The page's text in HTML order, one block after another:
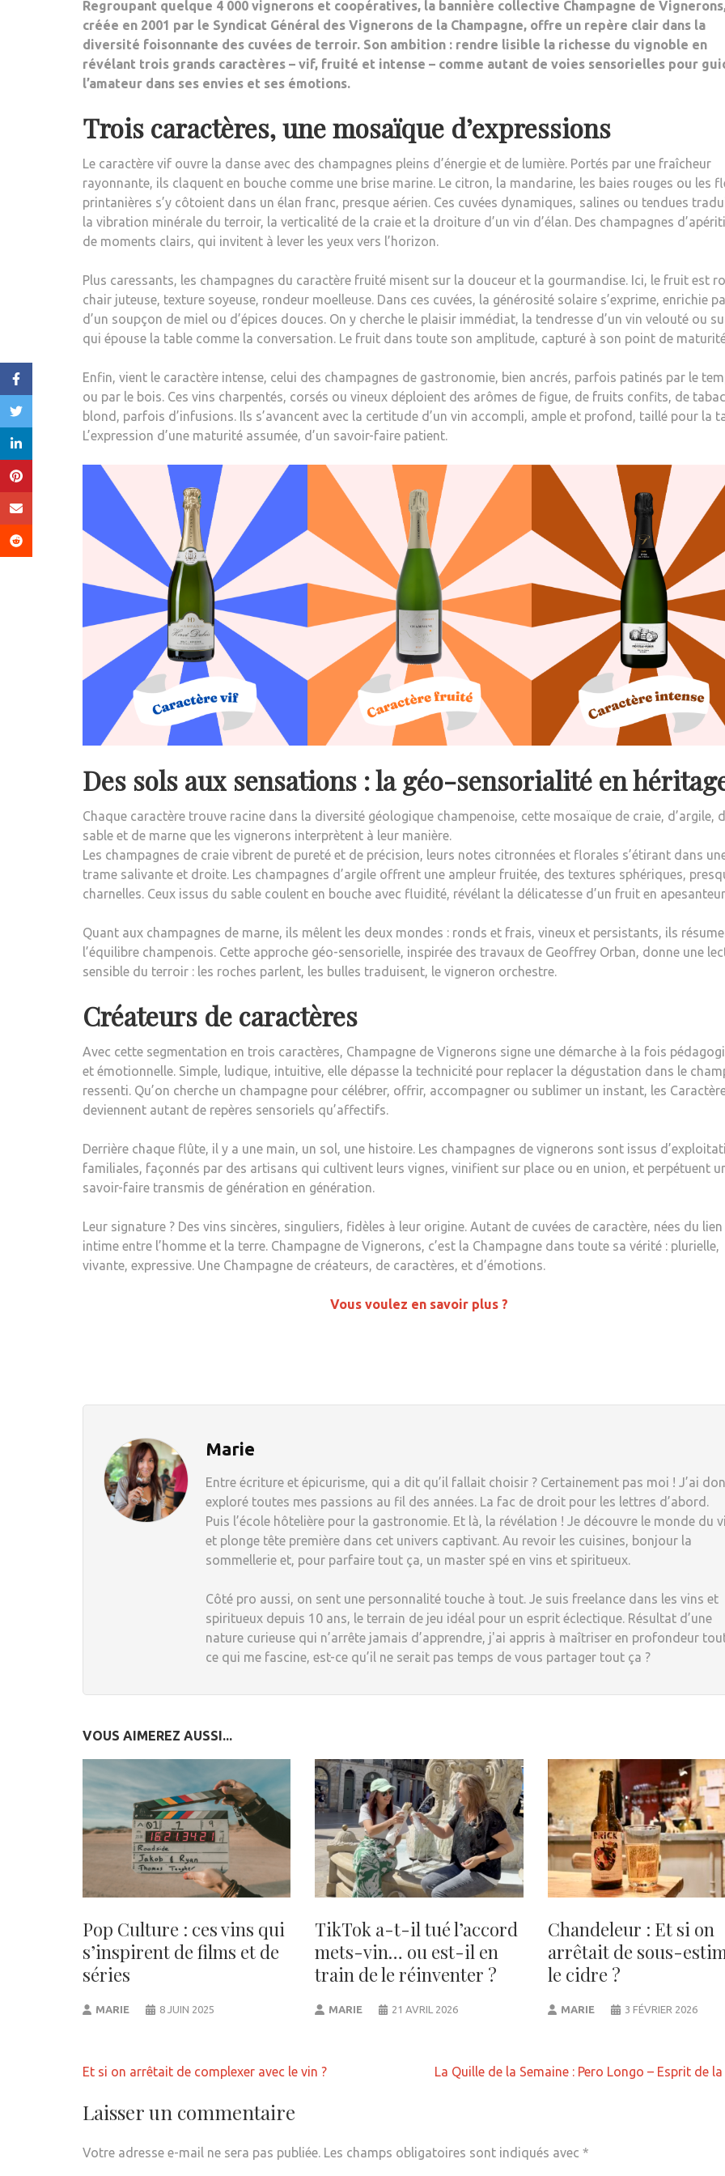
Regroupant quelque 4 000 vignerons et coopératives, la bannière collective Champagne de
créée en 2001 par le Syndicat Général des Vignerons de la Champagne, offre un repère clair dans la
diversité foisonnante des cuvées de terroir. Son ambition : rendre lisible la richesse du vignoble en
révélant trois grands caractères – vif, fruité et intense – comme autant de voies sensorielles pour
l’amateur dans ses envies et ses émotions.
Trois caractères, une mosaïque d’expressions
Le caractère vif ouvre la danse avec des champagnes pleins d’énergie et de lumière. Portés par une fraîcheur
rayonnante, ils claquent en bouche comme une brise marine. Le citron, la mandarine, les baies rouges ou les
printanières s’y côtoient dans un élan franc, presque aérien. Ces cuvées dynamiques, salines ou tendues
la vibration minérale du terroir, la verticalité de la craie et la droiture d’un vin d’élan. Des champagnes
de moments clairs, qui invitent à lever les yeux vers l’horizon.
Plus caressants, les champagnes du caractère fruité misent sur la douceur et la gourmandise. Ici, le fruit est
chair juteuse, texture soyeuse, rondeur moelleuse. Dans ces cuvées, la générosité solaire s’exprime, enrichie
d’un soupçon de miel ou d’épices douces. On y cherche le plaisir immédiat, la tendresse d’un vin velouté ou
qui épouse la table comme la conversation. Le fruit dans toute son amplitude, capturé à son point de
Enfin, vient le caractère intense, celui des champagnes de gastronomie, bien ancrés, parfois patinés par le
ou par le bois. Ces vins charpentés, corsés ou vineux déploient des arômes de figue, de fruits confits, de tabac
blond, parfois d’infusions. Ils s’avancent avec la certitude d’un vin accompli, ample et profond, taillé pour la
L’expression d’une maturité assumée, d’un savoir-faire patient.
Des sols aux sensations : la géo-sensorialité en
Chaque caractère trouve racine dans la diversité géologique champenoise, cette mosaïque de craie, d’argile,
sable et de marne que les vignerons interprètent à leur manière.
Les champagnes de craie vibrent de pureté et de précision, leurs notes citronnées et florales s’étirant dans
trame salivante et droite. Les champagnes d’argile offrent une ampleur fruitée, des textures sphériques,
charnelles. Ceux issus du sable coulent en bouche avec fluidité, révélant la délicatesse d’un fruit en
Quant aux champagnes de marne, ils mêlent les deux mondes : ronds et frais, vineux et persistants, ils
l’équilibre champenois. Cette approche géo-sensorielle, inspirée des travaux de Geoffrey Orban, donne une
sensible du terroir : les roches parlent, les bulles traduisent, le vigneron orchestre.
Créateurs de caractères
Avec cette segmentation en trois caractères, Champagne de Vignerons signe une démarche à la fois
et émotionnelle. Simple, ludique, intuitive, elle dépasse la technicité pour replacer la dégustation dans le
ressenti. Qu’on cherche un champagne pour célébrer, offrir, accompagner ou sublimer un instant, les
deviennent autant de repères sensoriels qu’affectifs.
Derrière chaque flûte, il y a une main, un sol, une histoire. Les champagnes de vignerons sont issus
familiales, façonnés par des artisans qui cultivent leurs vignes, vinifient sur place ou en union, et perpétuent
savoir-faire transmis de génération en génération.
Leur signature ? Des vins sincères, singuliers, fidèles à leur origine. Autant de cuvées de caractère, nées du lien
intime entre l’homme et la terre. Champagne de Vignerons, c’est la Champagne dans toute sa vérité : plurielle,
vivante, expressive. Une Champagne de créateurs, de caractères, et d’émotions.
Vous voulez en savoir plus ?
Marie
Entre écriture et épicurisme, qui a dit qu’il fallait choisir ? Certainement pas moi ! J’ai
exploré toutes mes passions au fil des années. La fac de droit pour les lettres d’abord.
Puis l’école hôtelière pour la gastronomie. Et là, la révélation ! Je découvre le monde du
et plonge tête première dans cet univers captivant. Au revoir les cuisines, bonjour la
sommellerie et, pour parfaire tout ça, un master spé en vins et spiritueux.
Côté pro aussi, on sent une personnalité touche à tout. Je suis freelance dans les vins et
spiritueux depuis 10 ans, le terrain de jeu idéal pour un esprit éclectique. Résultat d’une
nature curieuse qui n’arrête jamais d’apprendre, j'ai appris à maîtriser en profondeur
ce qui me fascine, est-ce qu’il ne serait pas temps de vous partager tout ça ?
VOUS AIMEREZ AUSSI...
Pop Culture : ces vins qui
s’inspirent de films et de
séries
MARIE 8 JUIN 2025
TikTok a-t-il tué l’accord
mets-vin… ou est-il en
train de le réinventer ?
MARIE 21 AVRIL 2026
Chandeleur : Et si on
arrêtait de sous-
le cidre ?
MARIE 3 FÉVRIER 2026
Navigation
l’article
Et si on arrêtait de complexer avec le vin ? La Quille de la Semaine : Pero Longo – Esprit de
Laisser un commentaire
Votre adresse e-mail ne sera pas publiée. Les champs obligatoires sont indiqués avec *